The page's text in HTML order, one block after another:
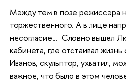
Между тем в позе режиссера
торжественного. А в лице
несогласие… Словно вышел
кабинета, где отстаивал
Иванов, скульптор, ухватил,
важное, что было в этом